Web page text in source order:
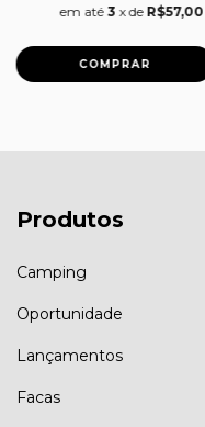
em até 3 x de R$57,00
Produtos
Camping
Oportunidade
Lançamentos
Facas